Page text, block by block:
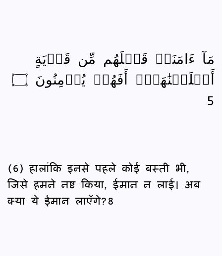
مَآ ءَامَنَتۡ قَبۡلَهُم مِّن قَرۡيَةٍ
أَهۡلَكۡنَٰهَآۖ أَفَهُمۡ يُؤۡمِنُونَ ۝
5
(6) हालांकि इनसे पहले कोई बस्ती भी,
जिसे हमने नष्ट किया, ईमान न लाई। अब
क्या ये ईमान लाएँगे?8